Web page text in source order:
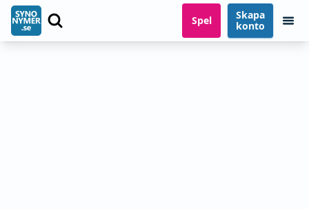
Spel
Skapa
konto